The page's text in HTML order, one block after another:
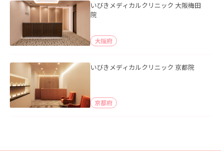
いびきメディカルクリニック 大阪梅田
院
大阪府
いびきメディカルクリニック 京都院
京都府